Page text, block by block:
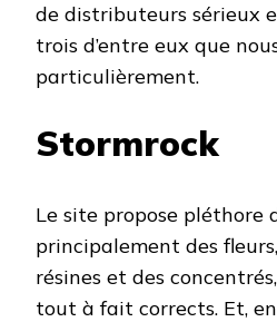
de distributeurs sérieux
trois d’entre eux que
particulièrement.
Stormrock
Le site propose pléthore
principalement des
résines et des
tout à fait corrects. Et,